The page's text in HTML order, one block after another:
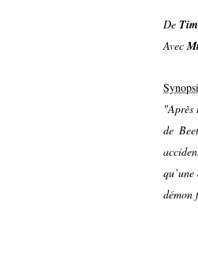
De
Avec
de
démon